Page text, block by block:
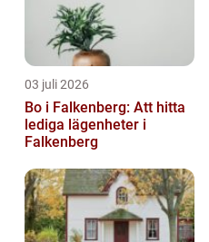
03 juli 2026
Bo i Falkenberg: Att hitta
lediga lägenheter i
Falkenberg